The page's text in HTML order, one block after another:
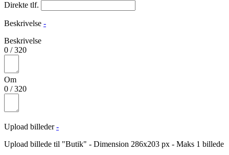
Direkte tlf.
Beskrivelse -
Beskrivelse
0 /320
Om
0 /320
Upload billeder -
Upload billede til "Butik" - Dimension 286x203 px - Maks 1 billede